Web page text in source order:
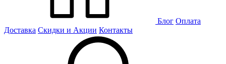
Блог Оплата
Доставка Скидки и Акции Контакты